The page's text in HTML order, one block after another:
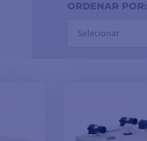
ORDENAR POR:
Selecionar